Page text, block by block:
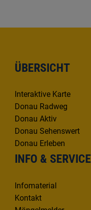
ÜBERSICHT
Interaktive Karte
Donau Radweg
Donau Aktiv
Donau Sehenswert
Donau Erleben
INFO & SERVICE
Infomaterial
Kontakt